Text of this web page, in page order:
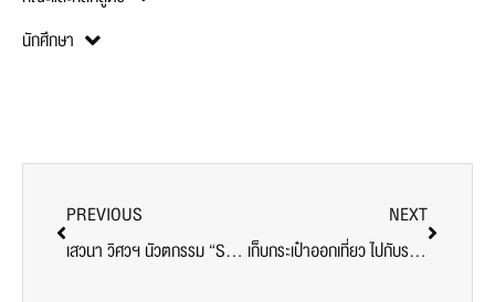
นักศึกษา
PREVIOUS
เสวนา วิศวฯ นัวตกรรม “Smart Building Energy Saving ด้วยระบบ Automative Fault Detection Diagnostics (AFDD) โดย ผศ.ดร. เด่นชัย วรเดชจำเริญ”
NEXT
เก็บกระเป๋าออกเที่ยว ไปกับราง…ไปกับเรา